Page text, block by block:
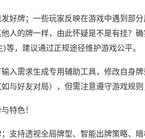
好牌；一些玩家反映在游戏中遇到部
人的牌一样，由此怀疑是不是有挂？
等，建议通过正规途径维护游戏公平。
入需求生成专用辅助工具，修改自身
与好友对局），但需注意遵守游戏规则
特色！
支持透视全局牌型、智能出牌策略、